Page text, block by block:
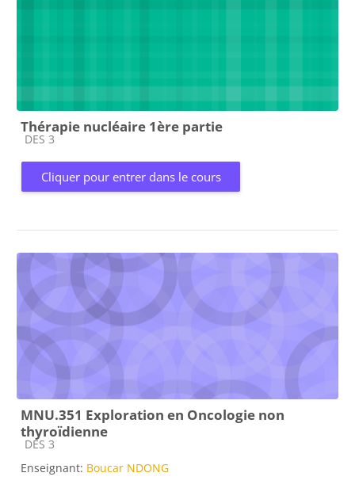
Thérapie nucléaire 1ère partie
Catégorie de cours
DES 3
Cliquer pour entrer dans le cours
MNU.351 Exploration en Oncologie non
thyroïdienne
Catégorie de cours
DES 3
Enseignant: Boucar NDONG